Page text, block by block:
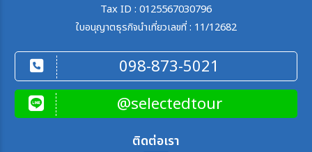
Tax ID : 0125567030796
ใบอนุญาตธุรกิจนำเที่ยวเลขที่ : 11/12682
098-873-5021
@selectedtour
ติดต่อเรา